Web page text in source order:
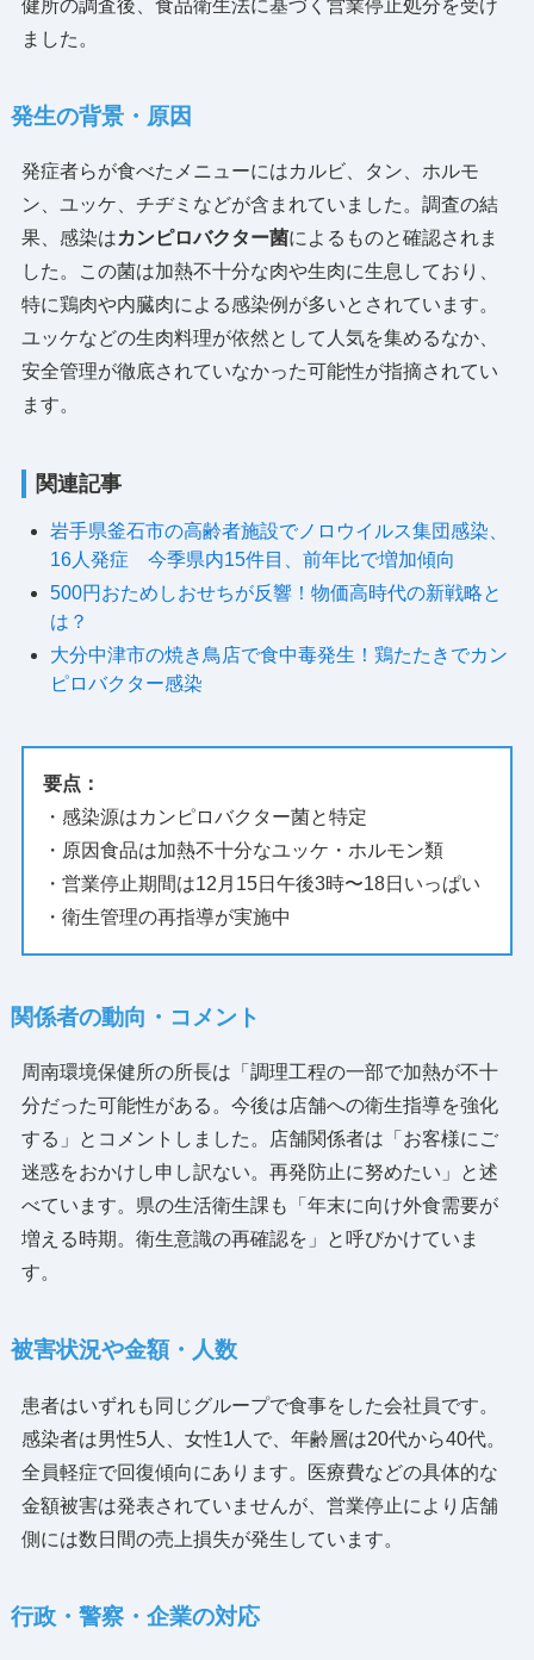
健所の調査後、食品衛生法に基づく営業停止処分を受け
ました。
発生の背景・原因
発症者らが食べたメニューにはカルビ、タン、ホルモ
ン、ユッケ、チヂミなどが含まれていました。調査の結
果、感染はカンピロバクター菌によるものと確認されま
した。この菌は加熱不十分な肉や生肉に生息しており、
特に鶏肉や内臓肉による感染例が多いとされています。
ユッケなどの生肉料理が依然として人気を集めるなか、
安全管理が徹底されていなかった可能性が指摘されてい
ます。
関連記事
岩手県釜石市の高齢者施設でノロウイルス集団感染、
16人発症 今季県内15件目、前年比で増加傾向
500円おためしおせちが反響！物価高時代の新戦略と
は？
大分中津市の焼き鳥店で食中毒発生！鶏たたきでカン
ピロバクター感染
要点：
・感染源はカンピロバクター菌と特定
・原因食品は加熱不十分なユッケ・ホルモン類
・営業停止期間は12月15日午後3時〜18日いっぱい
・衛生管理の再指導が実施中
関係者の動向・コメント
周南環境保健所の所長は「調理工程の一部で加熱が不十
分だった可能性がある。今後は店舗への衛生指導を強化
する」とコメントしました。店舗関係者は「お客様にご
迷惑をおかけし申し訳ない。再発防止に努めたい」と述
べています。県の生活衛生課も「年末に向け外食需要が
増える時期。衛生意識の再確認を」と呼びかけていま
す。
被害状況や金額・人数
患者はいずれも同じグループで食事をした会社員です。
感染者は男性5人、女性1人で、年齢層は20代から40代。
全員軽症で回復傾向にあります。医療費などの具体的な
金額被害は発表されていませんが、営業停止により店舗
側には数日間の売上損失が発生しています。
行政・警察・企業の対応